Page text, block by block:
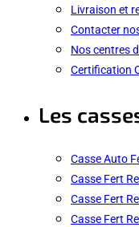
Livraison et
Contacter
Nos centres
Certification
Les
Casse Auto
Casse Fert
Casse Fert
Casse Fert